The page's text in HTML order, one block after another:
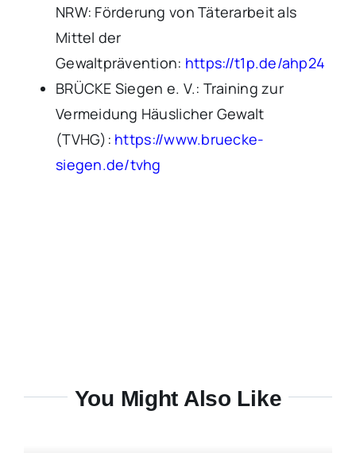
NRW: Förderung von Täterarbeit als
Mittel der
Gewaltprävention: https://t1p.de/ahp24
BRÜCKE Siegen e. V.: Training zur
Vermeidung Häuslicher Gewalt
(TVHG): https://www.bruecke-
siegen.de/tvhg
You Might Also Like